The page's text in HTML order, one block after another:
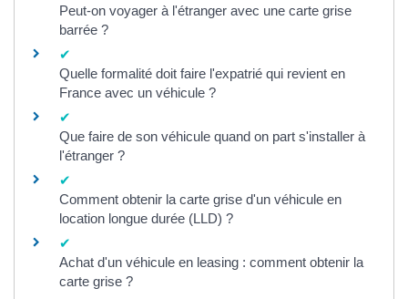
Peut-on voyager à l'étranger avec une carte grise
barrée ?
Quelle formalité doit faire l'expatrié qui revient en
France avec un véhicule ?
Que faire de son véhicule quand on part s'installer à
l'étranger ?
Comment obtenir la carte grise d'un véhicule en
location longue durée (LLD) ?
Achat d'un véhicule en leasing : comment obtenir la
carte grise ?